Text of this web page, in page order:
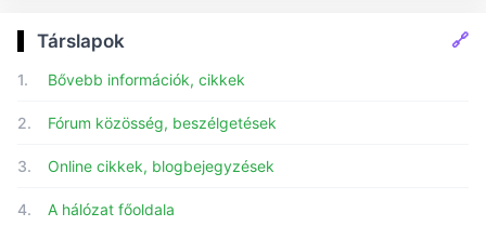
Társlapok 🔗
1. Bővebb információk, cikkek
2. Fórum közösség, beszélgetések
3. Online cikkek, blogbejegyzések
4. A hálózat főoldala